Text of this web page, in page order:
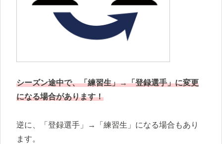
シーズン途中で、「練習生」→「登録選手」に変更
になる場合があります！
逆に、「登録選手」→「練習生」になる場合もあり
ます。